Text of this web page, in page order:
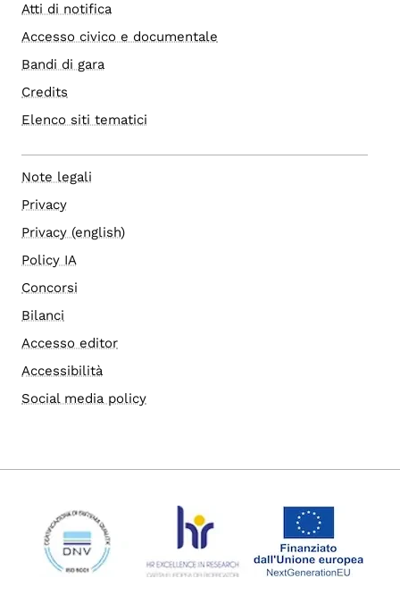
Atti di notifica
Accesso civico e documentale
Bandi di gara
Credits
Elenco siti tematici
Note legali
Privacy
Privacy (english)
Policy IA
Concorsi
Bilanci
Accesso editor
Accessibilità
Social media policy